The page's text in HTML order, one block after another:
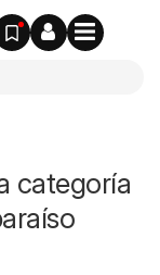
categoría